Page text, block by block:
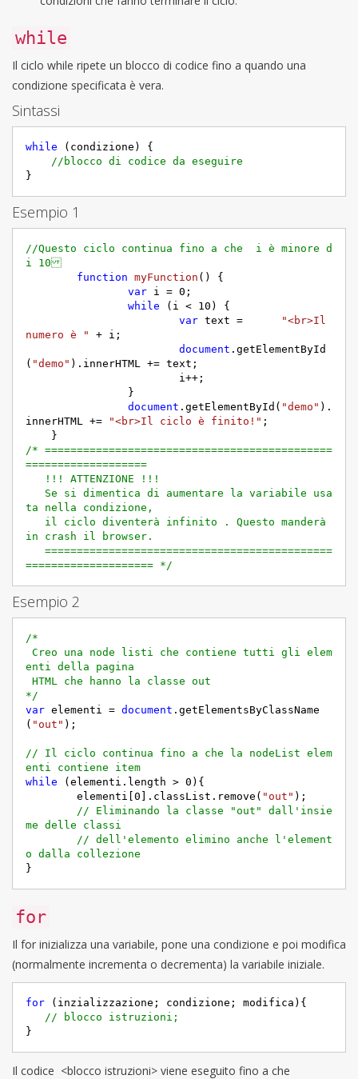
while
Il ciclo while ripete un blocco di codice fino a quando una
condizione specificata è vera.
Sintassi
while (condizione) {
//blocco di codice da eseguire
}
Esempio 1
//Questo ciclo continua fino a che  i è minore d
i 10
function myFunction ( ) {
var i = 0 ;
while (i < 10 ) {
var
"<br>Il
numero è "
+ i;
document .getElementById
( "demo" ).innerHTML += text;
document .getElementById( "demo" ).
innerHTML +=
"<br>Il ciclo è finito!" ;
/* =============================================
===================
ta nella condizione,
in crash il browser.
==================== */
Esempio 2
/*
enti della pagina
*/
var elementi = document .getElementsByClassName
( "out" );
// Il ciclo continua fino a che la nodeList elem
enti contiene item
while (elementi.length > 0 ){
	elementi[
0 ].classList.remove( "out" );
// Eliminando la classe "out" dall'insie
me delle classi
// dell'elemento elimino anche l'element
o dalla collezione
for
Il for inizializza una variabile, pone una condizione e poi modifica
(normalmente incrementa o decrementa) la variabile iniziale.
for (inzializzazione; condizione; modifica){
// blocco istruzioni;
Il codice <blocco istruzioni> viene eseguito fino a che